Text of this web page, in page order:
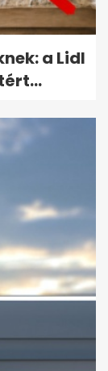
a Lidl